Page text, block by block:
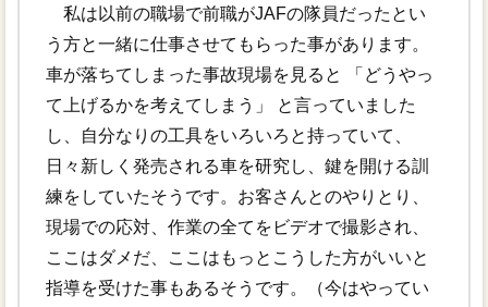
私は以前の職場で前職がJAFの隊員だったとい
う方と一緒に仕事させてもらった事があります。
車が落ちてしまった事故現場を見ると 「どうやっ
て上げるかを考えてしまう」 と言っていました
し、自分なりの工具をいろいろと持っていて、
日々新しく発売される車を研究し、鍵を開ける訓
練をしていたそうです。お客さんとのやりとり、
現場での応対、作業の全てをビデオで撮影され、
ここはダメだ、ここはもっとこうした方がいいと
指導を受けた事もあるそうです。（今はやってい